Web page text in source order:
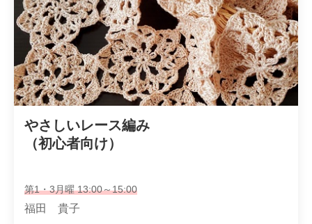
やさしいレース編み
（初心者向け）
第1・3月曜 13:00～15:00
福田 貴子